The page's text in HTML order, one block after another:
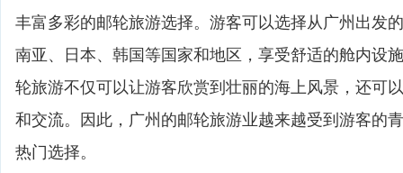
丰富多彩的邮轮旅游选择。游客可以选择从广州出发
南亚、日本、韩国等国家和地区，享受舒适的舱内设
轮旅游不仅可以让游客欣赏到壮丽的海上风景，还可
和交流。因此，广州的邮轮旅游业越来越受到游客的
热门选择。